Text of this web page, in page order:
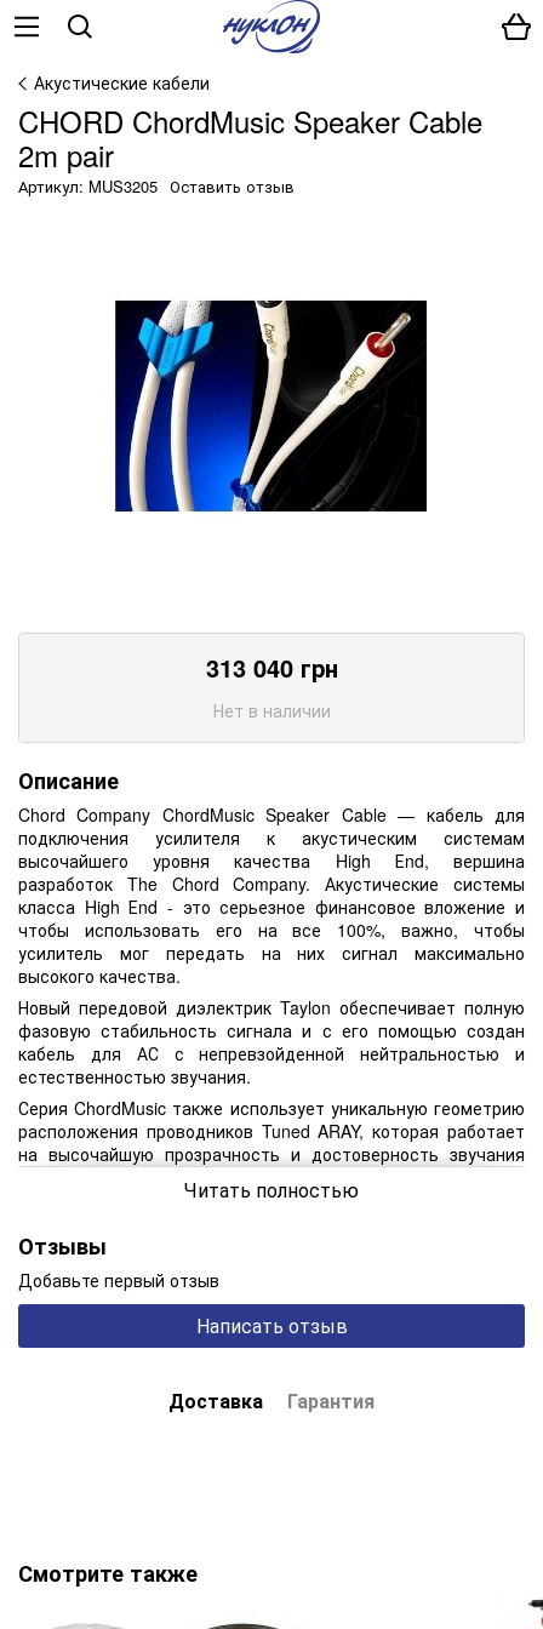
Акустические кабели
CHORD ChordMusic Speaker Cable
2m pair
Артикул: MUS3205 Оставить отзыв
313 040грн
Нет в наличии
Описание
Chord Company ChordMusic Speaker Cable — кабель для
подключения усилителя к акустическим системам
высочайшего уровня качества High Еnd, вершина
разработок The Chord Company. Акустические системы
класса High Еnd - это серьезное финансовое вложение и
чтобы использовать его на все 100%, важно, чтобы
усилитель мог передать на них сигнал максимально
высокого качества.
Новый передовой диэлектрик Taylon обеспечивает полную
фазовую стабильность сигнала и с его помощью создан
кабель для АС с непревзойденной нейтральностью и
естественностью звучания.
Серия ChordMusic также использует уникальную геометрию
расположения проводников Tuned ARAY, которая работает
на высочайшую прозрачность и достоверность звучания
проводники: высокочистая медь с серебряным
покрытием и полировкой
диэлектрик Taylon, фазостабильный в широком
диапазоне температур
дополнительные проводники Tuned ARAY для идеальной
индивидуальное экранирование прямого и обратного
Читать полностью
Отзывы
Добавьте первый отзыв
Написать отзыв
Доставка Гарантия
Смотрите также